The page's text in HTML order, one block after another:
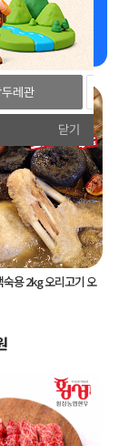
레관
닫기
~
숙용 2kg 오리고기 오